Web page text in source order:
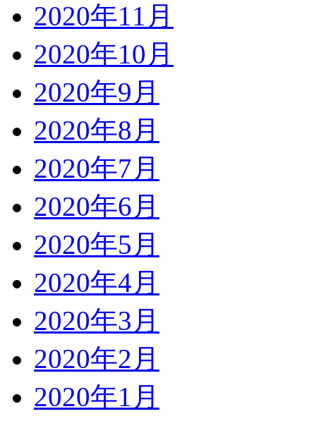
2020年11月
2020年10月
2020年9月
2020年8月
2020年7月
2020年6月
2020年5月
2020年4月
2020年3月
2020年2月
2020年1月